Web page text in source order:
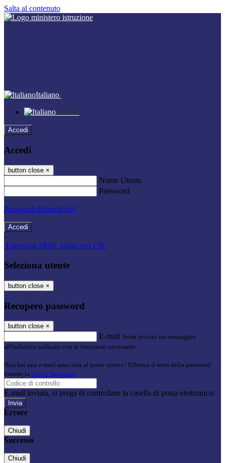
Salta al contenuto
Italiano
Italiano
Accedi
Accedi
button close ×
Nome Utente
Password
Password dimenticata?
-
Entra con SPID Entra con CIE
Seleziona utente
button close ×
Recupero password
button close ×
E-mail Verrà inviato un messaggio
all'indirizzo indicato con le istruzioni necessarie.
Non hai una e-mail associata al nome utente? Effettua il reset della password
tramite la Login Spaggiari
E-mail inviata, si prega di controllare la casella di posta elettronica!
Errore
Chiudi
Successo
Chiudi